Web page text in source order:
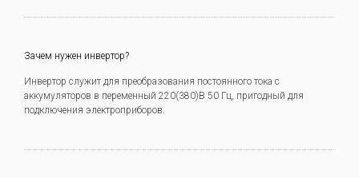
Зачем нужен инвертор?
Инвертор служит для преобразования постоянного тока с
аккумуляторов в переменный 220(380)В 50 Гц, пригодный для
подключения электроприборов.